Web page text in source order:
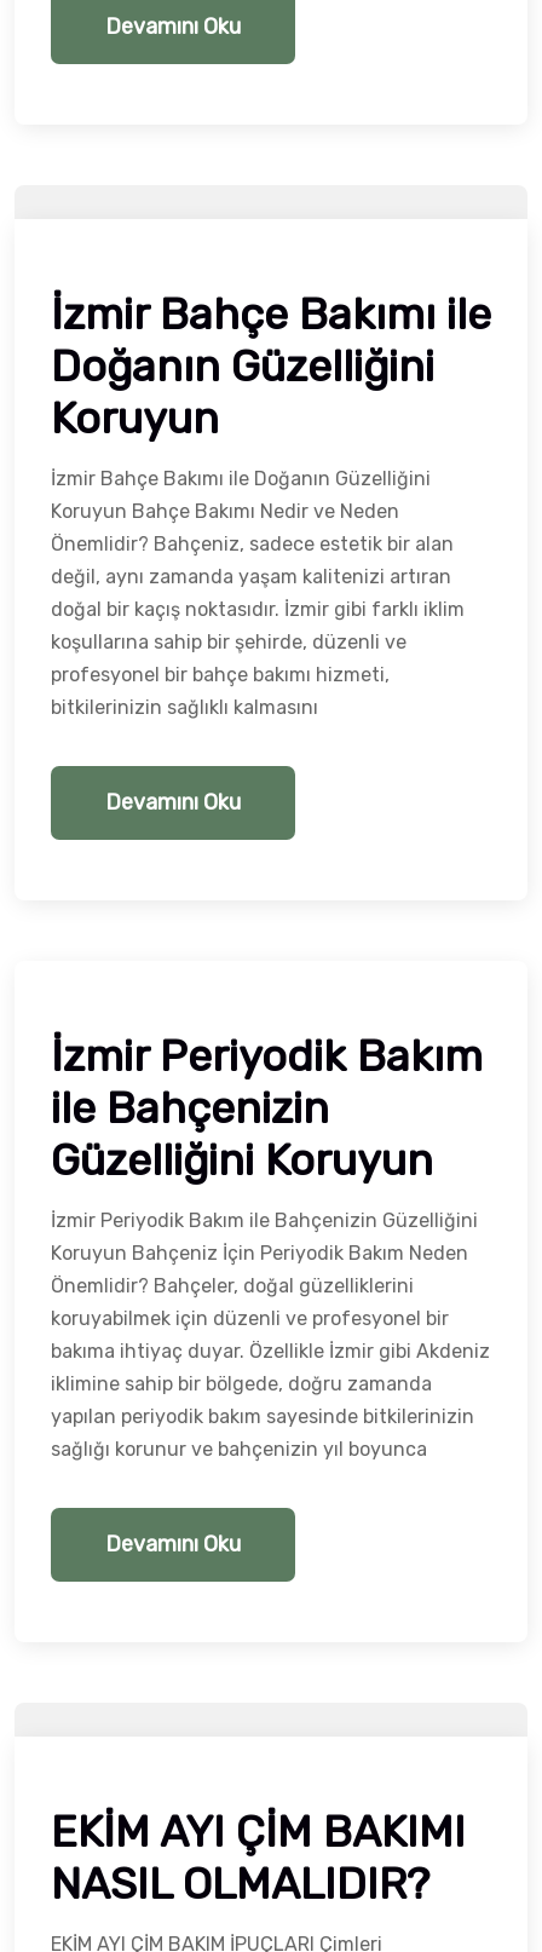
Devamını Oku
İzmir Bahçe Bakımı ile
Doğanın Güzelliğini
Koruyun
İzmir Bahçe Bakımı ile Doğanın Güzelliğini
Koruyun Bahçe Bakımı Nedir ve Neden
Önemlidir? Bahçeniz, sadece estetik bir alan
değil, aynı zamanda yaşam kalitenizi artıran
doğal bir kaçış noktasıdır. İzmir gibi farklı iklim
koşullarına sahip bir şehirde, düzenli ve
profesyonel bir bahçe bakımı hizmeti,
bitkilerinizin sağlıklı kalmasını
Devamını Oku
İzmir Periyodik Bakım
ile Bahçenizin
Güzelliğini Koruyun
İzmir Periyodik Bakım ile Bahçenizin Güzelliğini
Koruyun Bahçeniz İçin Periyodik Bakım Neden
Önemlidir? Bahçeler, doğal güzelliklerini
koruyabilmek için düzenli ve profesyonel bir
bakıma ihtiyaç duyar. Özellikle İzmir gibi Akdeniz
iklimine sahip bir bölgede, doğru zamanda
yapılan periyodik bakım sayesinde bitkilerinizin
sağlığı korunur ve bahçenizin yıl boyunca
Devamını Oku
EKİM AYI ÇİM BAKIMI
NASIL OLMALIDIR?
EKİM AYI ÇİM BAKIM İPUÇLARI Çimleri